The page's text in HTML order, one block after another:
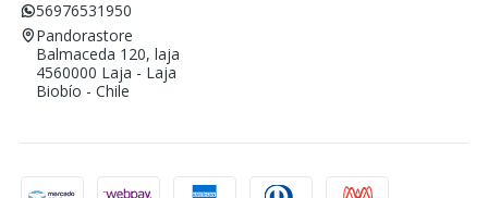
56976531950
Pandorastore
Balmaceda 120, laja
4560000 Laja - Laja
Biobío - Chile